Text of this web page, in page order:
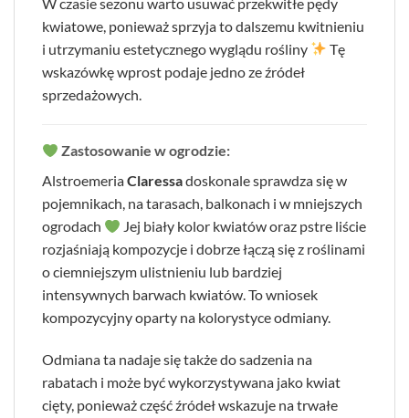
kwiatowe, ponieważ sprzyja to dalszemu kwitnieniu
i utrzymaniu estetycznego wyglądu rośliny
Tę
wskazówkę wprost podaje jedno ze źródeł
sprzedażowych.
Zastosowanie w ogrodzie:
AlstroemeriaClaressadoskonale sprawdza się w
pojemnikach, na tarasach, balkonach i w mniejszych
ogrodach
Jej biały kolor kwiatów oraz pstre liście
rozjaśniają kompozycje i dobrze łączą się z roślinami
o ciemniejszym ulistnieniu lub bardziej
intensywnych barwach kwiatów. To wniosek
kompozycyjny oparty na kolorystyce odmiany.
Odmiana ta nadaje się także do sadzenia na
rabatach i może być wykorzystywana jako kwiat
cięty, ponieważ część źródeł wskazuje na trwałe